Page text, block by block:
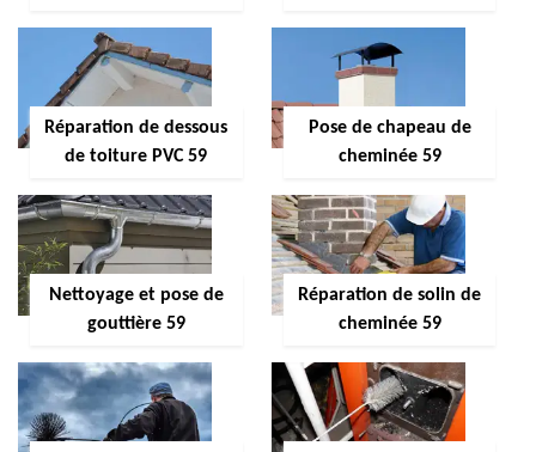
Réparation de dessous
de toiture PVC 59
Pose de chapeau de
cheminée 59
Nettoyage et pose de
gouttière 59
Réparation de solin de
cheminée 59